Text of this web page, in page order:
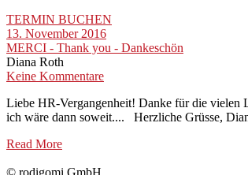
TERMIN BUCHEN
13. November 2016
MERCI - Thank you - Dankeschön
Diana Roth
Keine Kommentare
Liebe HR-Vergangenheit! Danke für die vielen
ich wäre dann soweit.... Herzliche Grüsse,
Read More
© rodigomi GmbH